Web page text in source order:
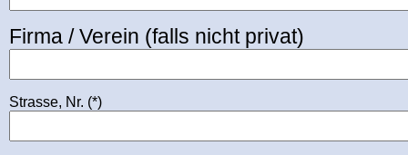
Firma / Verein (falls nicht privat)
Strasse, Nr. (*)